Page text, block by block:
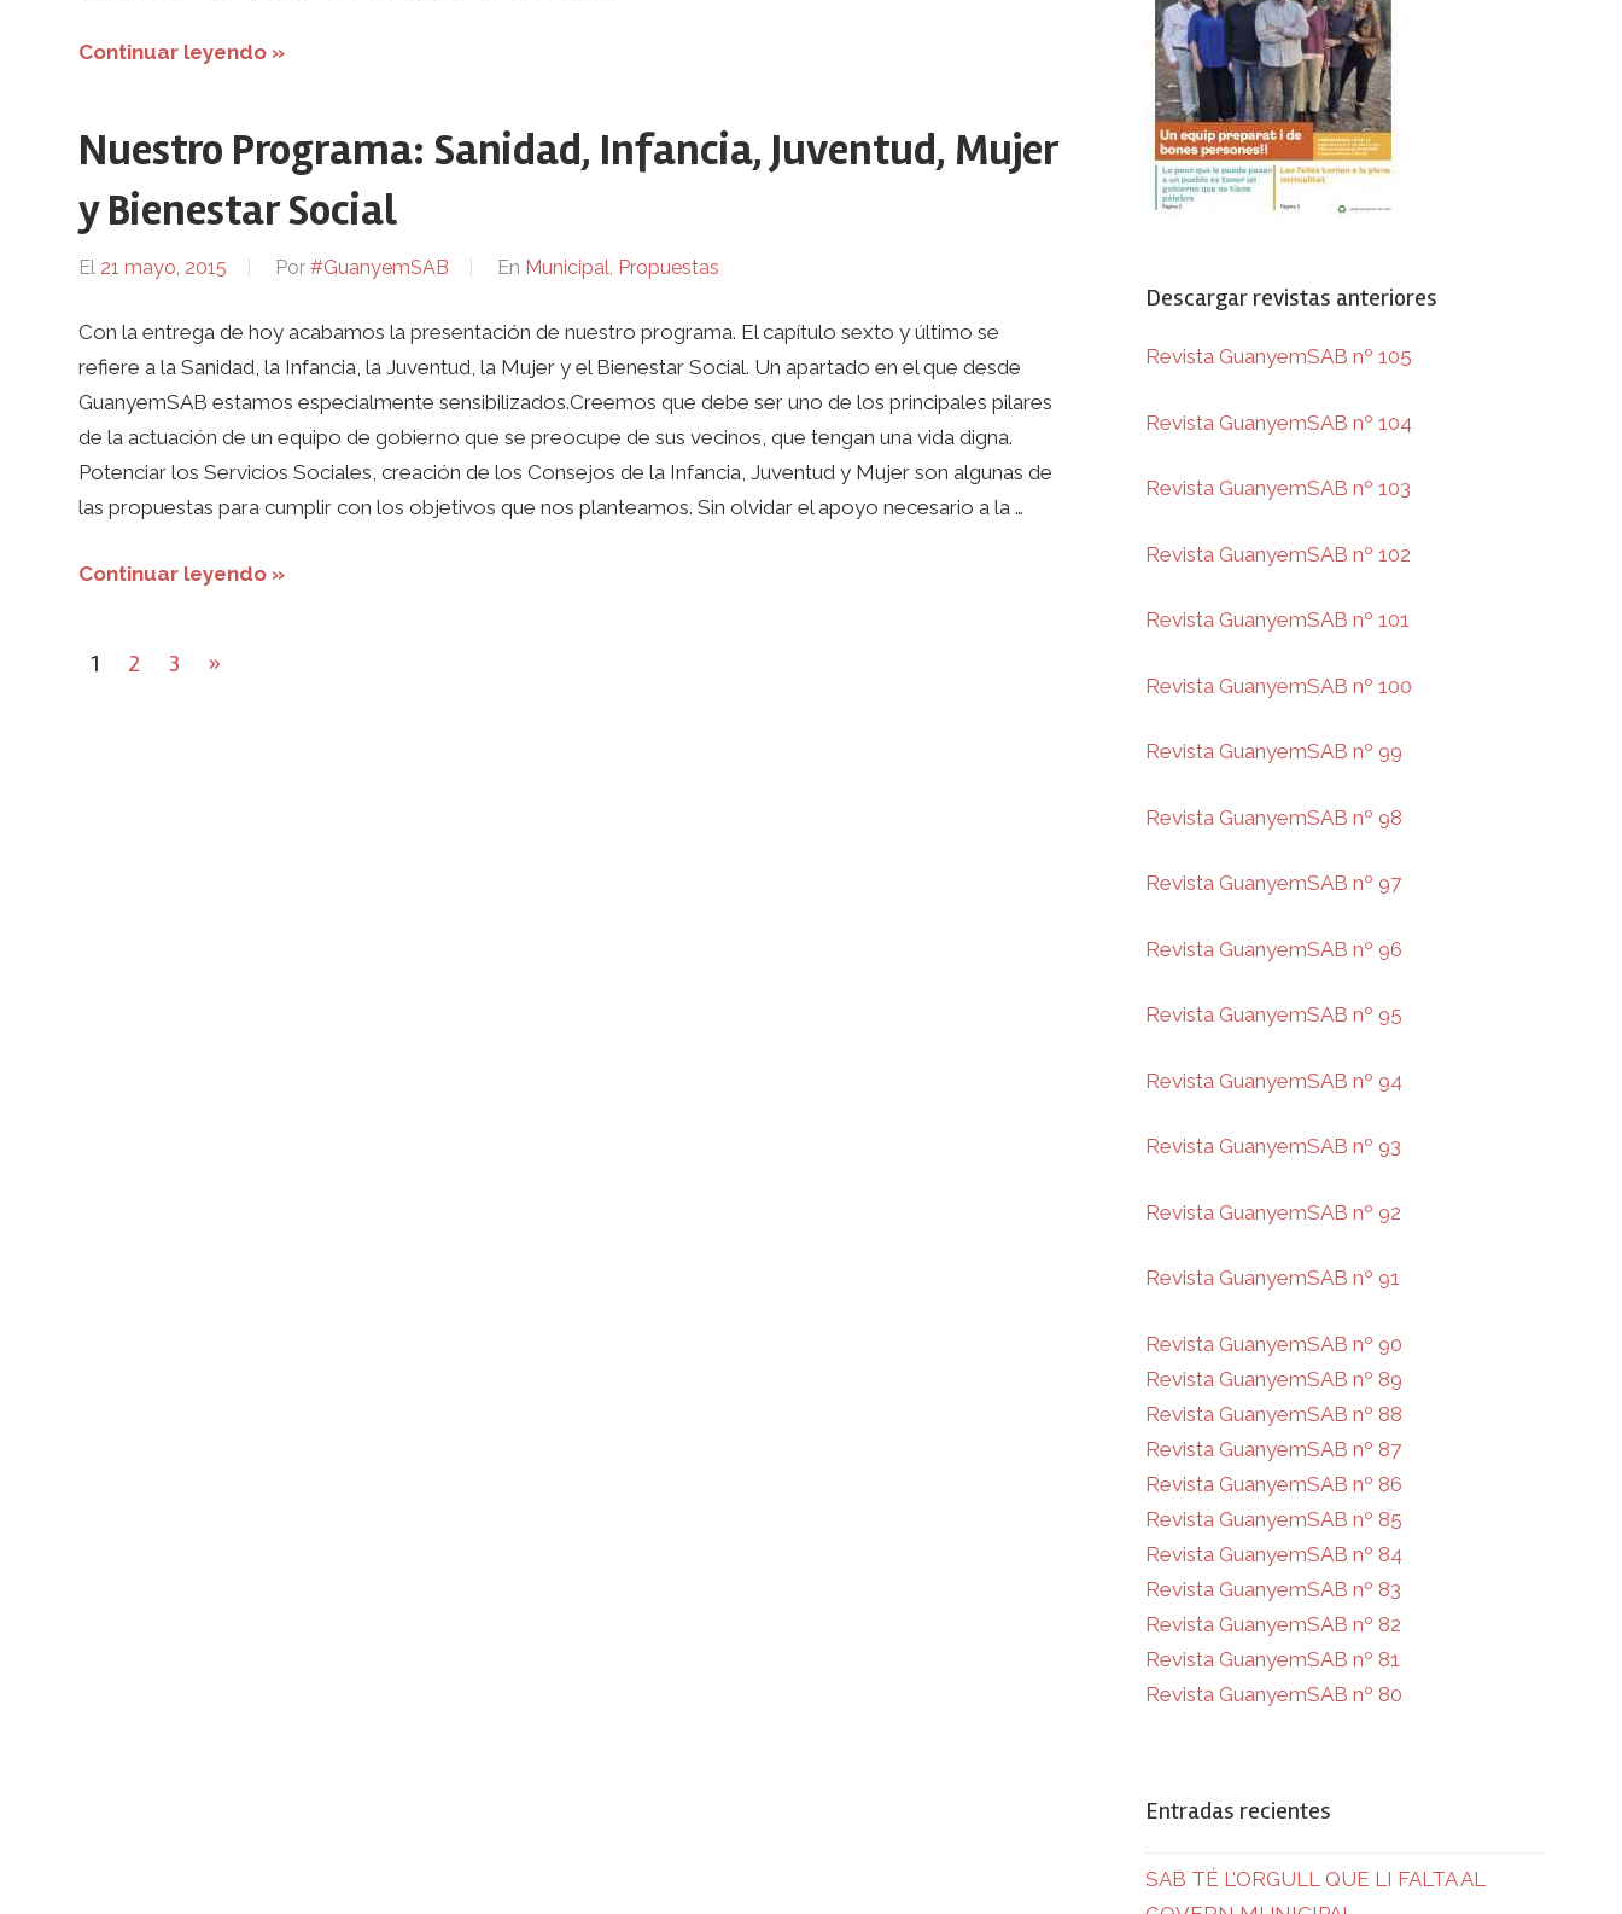
Continuar leyendo »
Nuestro Programa: Sanidad, Infancia, Juventud, Mujer
y Bienestar Social
El 21 mayo, 2015 Por #GuanyemSAB En Municipal, Propuestas
Con la entrega de hoy acabamos la presentación de nuestro programa. El capítulo sexto y último se
refiere a la Sanidad, la Infancia, la Juventud, la Mujer y el Bienestar Social. Un apartado en el que desde
GuanyemSAB estamos especialmente sensibilizados.Creemos que debe ser uno de los principales pilares
de la actuación de un equipo de gobierno que se preocupe de sus vecinos, que tengan una vida digna.
Potenciar los Servicios Sociales, creación de los Consejos de la Infancia, Juventud y Mujer son algunas de
las propuestas para cumplir con los objetivos que nos planteamos. Sin olvidar el apoyo necesario a la …
Continuar leyendo »
Paginación
1 2 3
Next
»
Descargar revistas anteriores
Revista GuanyemSAB nº 105
Revista GuanyemSAB nº 104
Revista GuanyemSAB nº 103
Revista GuanyemSAB nº 102
Revista GuanyemSAB nº 101
Revista GuanyemSAB nº 100
Revista GuanyemSAB nº 99
Revista GuanyemSAB nº 98
Revista GuanyemSAB nº 97
Revista GuanyemSAB nº 96
Revista GuanyemSAB nº 95
Revista GuanyemSAB nº 94
Revista GuanyemSAB nº 93
Revista GuanyemSAB nº 92
Revista GuanyemSAB nº 91
Revista GuanyemSAB nº 90
Revista GuanyemSAB nº 89
Revista GuanyemSAB nº 88
Revista GuanyemSAB nº 87
Revista GuanyemSAB nº 86
Revista GuanyemSAB nº 85
Revista GuanyemSAB nº 84
Revista GuanyemSAB nº 83
Revista GuanyemSAB nº 82
Revista GuanyemSAB nº 81
Revista GuanyemSAB nº 80
Entradas recientes
SAB TÉ L’ORGULL QUE LI FALTA AL